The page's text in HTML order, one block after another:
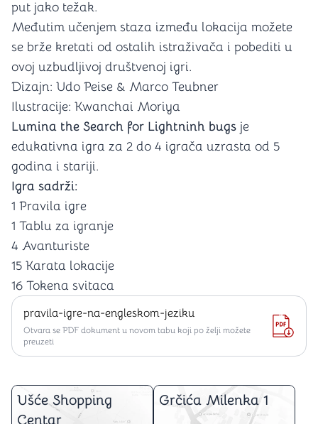
put jako težak.
Međutim učenjem staza između lokacija možete
se brže kretati od ostalih istraživača i pobediti u
ovoj uzbudljivoj društvenoj igri.
Dizajn: Udo Peise & Marco Teubner
Ilustracije: Kwanchai Moriya
Lumina the Search for Lightninh bugs je
edukativna igra za 2 do 4 igrača uzrasta od 5
godina i stariji.
Igra sadrži:
1 Pravila igre
1 Tablu za igranje
4 Avanturiste
15 Karata lokacije
16 Tokena svitaca
pravila-igre-na-engleskom-jeziku
Otvara se PDF dokument u novom tabu koji po želji možete
preuzeti
Ušće Shopping
Centar
Grčića Milenka 1